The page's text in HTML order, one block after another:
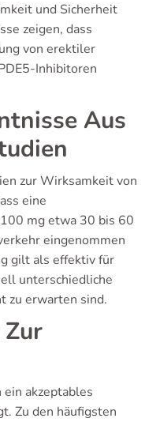
und Sicherheit
zeigen, dass
von erektiler
Inhibitoren
Aus
zur Wirksamkeit von
eine
mg etwa 30 bis 60
eingenommen
gilt als effektiv für
unterschiedliche
zu erwarten sind.
akzeptables
Zu den häufigsten